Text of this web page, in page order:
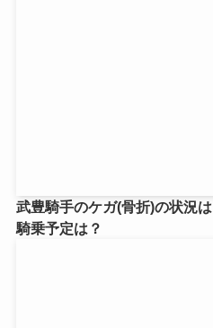
武豊騎手のケガ(骨折)の状況
騎乗予定は？